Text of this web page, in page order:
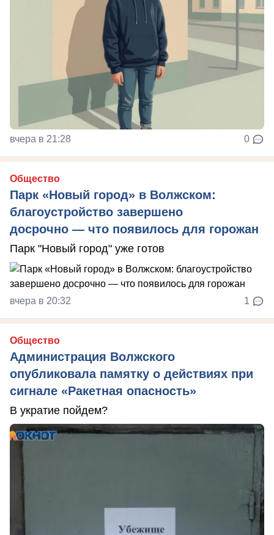
вчера в 21:28 0
Общество
Парк «Новый город» в Волжском:
благоустройство завершено
досрочно — что появилось для горожан
Парк "Новый город" уже готов
вчера в 20:32 1
Общество
Администрация Волжского
опубликовала памятку о действиях при
сигнале «Ракетная опасность»
В укратие пойдем?